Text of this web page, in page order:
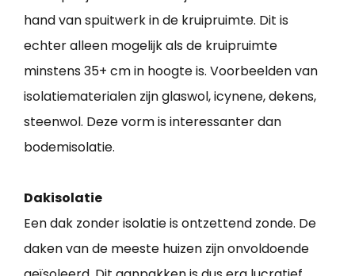
hand van spuitwerk in de kruipruimte. Dit is
echter alleen mogelijk als de kruipruimte
minstens 35+ cm in hoogte is. Voorbeelden van
isolatiematerialen zijn glaswol, icynene, dekens,
steenwol. Deze vorm is interessanter dan
bodemisolatie.
Dakisolatie
Een dak zonder isolatie is ontzettend zonde. De
daken van de meeste huizen zijn onvoldoende